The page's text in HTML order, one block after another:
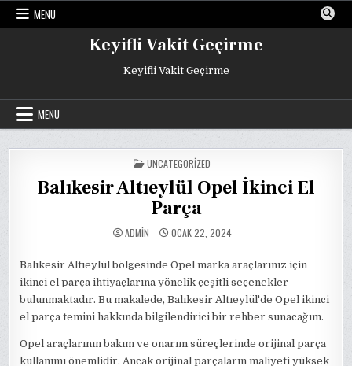
Skip
MENU
Keyifli Vakit Geçirme
Keyifli Vakit Geçirme
MENU
POSTED
IN
UNCATEGORIZED
Balıkesir Altıeylül Opel İkinci El
Parça
ADMIN OCAK 22, 2024
Balıkesir Altıeylül bölgesinde Opel marka araçlarınız için
ikinci el parça ihtiyaçlarına yönelik çeşitli seçenekler
bulunmaktadır. Bu makalede, Balıkesir Altıeylül'de Opel ikinci
el parça temini hakkında bilgilendirici bir rehber sunacağım.
Opel araçlarının bakım ve onarım süreçlerinde orijinal parça
kullanımı önemlidir. Ancak orijinal parçaların maliyeti yüksek